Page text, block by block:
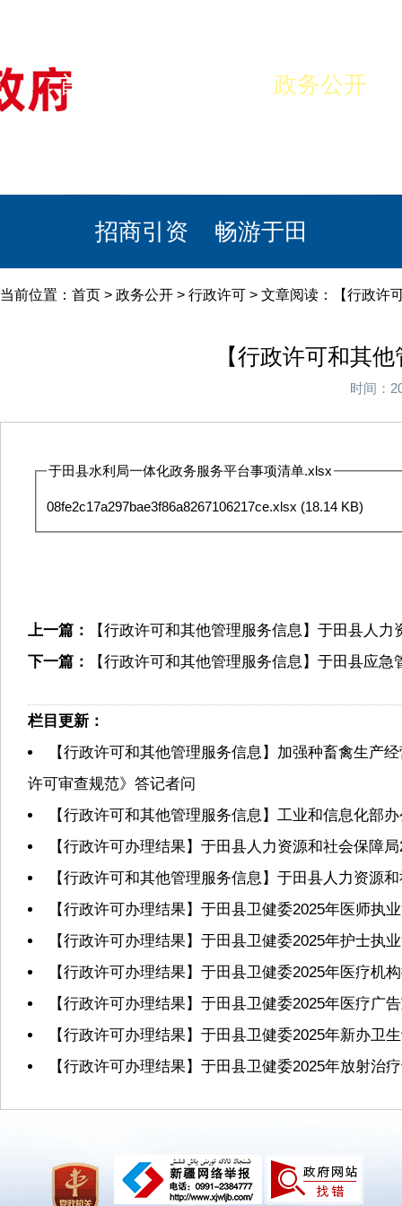
首页 政务公开
招商引资 畅游于田
当前位置： 首页 > 政务公开 > 行政许可 > 文章阅读：【行政许
【行政许可和其
时间：
于田县水利局一体化政务服务平台事项清单.xlsx
08fe2c17a297bae3f86a8267106217ce.xlsx (18.14 KB)
上一篇：
【行政许可和其他管理服务信息】于田县人
下一篇：
【行政许可和其他管理服务信息】于田县应
栏目更新：
【行政许可和其他管理服务信息】加强种畜禽生
许可审查规范》答记者问
【行政许可和其他管理服务信息】工业和信息化部
【行政许可办理结果】于田县人力资源和社会保障
【行政许可和其他管理服务信息】于田县人力资源
【行政许可办理结果】于田县卫健委2025年医师执
【行政许可办理结果】于田县卫健委2025年护士执
【行政许可办理结果】于田县卫健委2025年医疗机
【行政许可办理结果】于田县卫健委2025年医疗广
【行政许可办理结果】于田县卫健委2025年新办卫
【行政许可办理结果】于田县卫健委2025年放射治